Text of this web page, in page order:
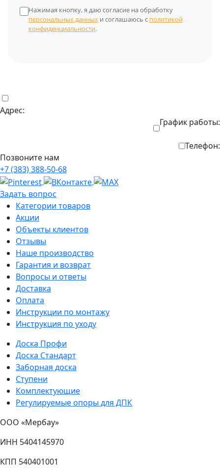
Нажимая кнопку, я даю согласие на обработку
персональных данных и соглашаюсь с политикой
конфиденциальности.
Адрес:
График работы:
Телефон:
Позвоните нам
+7 (383) 388-50-68
Задать вопрос
Категории товаров
Акции
Объекты клиентов
Отзывы
Наше производство
Гарантия и возврат
Вопросы и ответы
Доставка
Оплата
Инструкции по монтажу
Инструкция по уходу
Доска Профи
Доска Стандарт
Заборная доска
Ступени
Комплектующие
Регулируемые опоры для ДПК
ООО «Мербау»
ИНН 5404145970
КПП 540401001